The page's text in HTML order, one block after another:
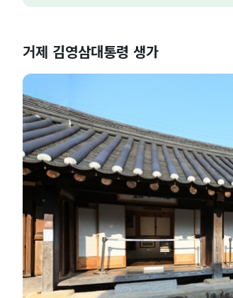
거제 김영삼대통령 생가